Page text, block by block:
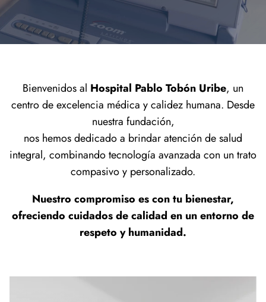
Bienvenidos al Hospital Pablo Tobón Uribe, un
centro de excelencia médica y calidez humana. Desde
nuestra fundación,
nos hemos dedicado a brindar atención de salud
integral, combinando tecnología avanzada con un trato
compasivo y personalizado.
Nuestro compromiso es con tu bienestar,
ofreciendo cuidados de calidad en un entorno de
respeto y humanidad.